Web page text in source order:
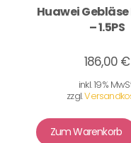
Huawei Gebläse
– 1.5PS
186,00 €
inkl. 19%
zzgl.
Zum Warenkorb